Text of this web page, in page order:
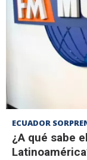
ECUADOR
¿A qué sabe